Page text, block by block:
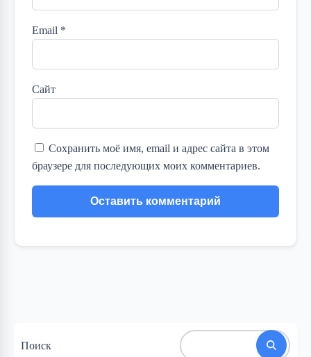
Email *
Сайт
Сохранить моё имя, email и адрес сайта в этом
браузере для последующих моих комментариев.
Поиск